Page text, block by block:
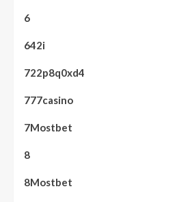
6
642i
722p8q0xd4
777casino
7Mostbet
8
8Mostbet